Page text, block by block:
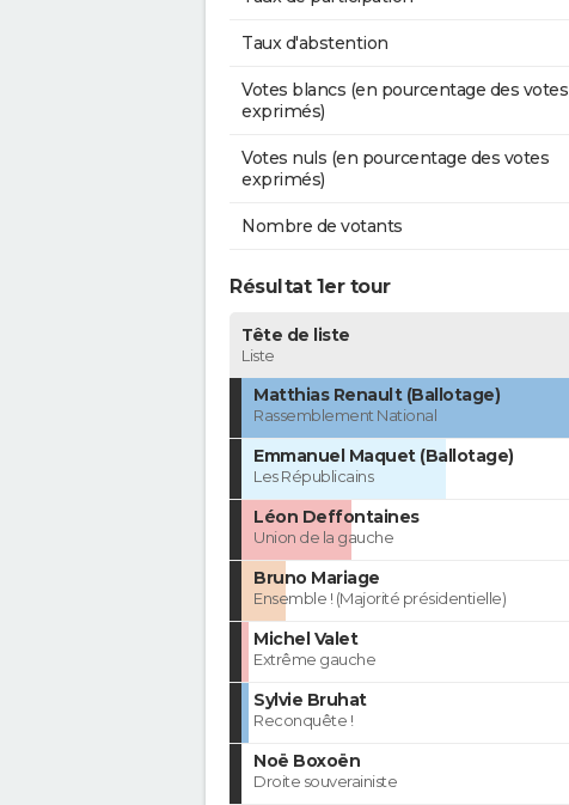
Taux d'abstention
Votes blancs (en pourcentage des votes
exprimés)
Votes nuls (en pourcentage des votes
exprimés)
Nombre de votants
Résultat 1er tour
Tête de liste
Liste
Matthias Renault (Ballotage)
Rassemblement National
Emmanuel Maquet (Ballotage)
Les Républicains
Léon Deffontaines
Union de la gauche
Bruno Mariage
Ensemble ! (Majorité présidentielle)
Michel Valet
Extrême gauche
Sylvie Bruhat
Reconquête !
Noë Boxoën
Droite souverainiste